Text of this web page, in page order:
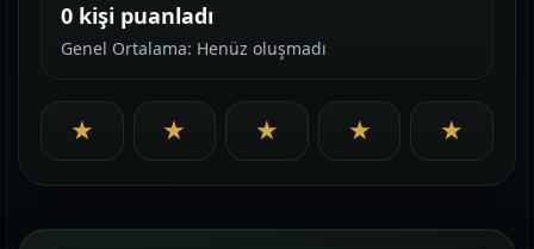
0 kişi puanladı
Genel Ortalama: Henüz oluşmadı
★ ★ ★ ★ ★